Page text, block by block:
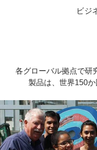
ビジ
各グローバル拠点で研
製品は、世界150か